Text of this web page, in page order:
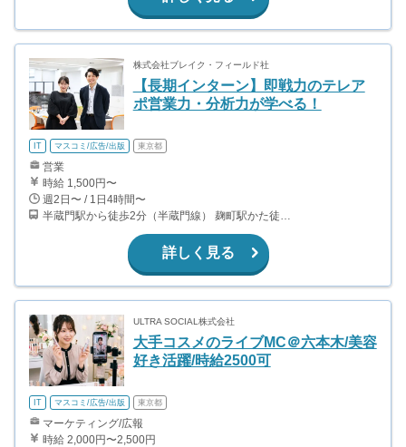
株式会社ブレイク・フィールド社
【長期インターン】即戦力のテレア
ポ営業力・分析力が学べる！
IT マスコミ/広告/出版 東京都
営業
時給 1,500円〜
週2日〜 / 1日4時間〜
半蔵門駅から徒歩2分（半蔵門線） 麹町駅かた徒歩10分（有楽町線）
詳しく見る
ULTRA SOCIAL株式会社
大手コスメのライブMC＠六本木/美容
好き活躍/時給2500可
IT マスコミ/広告/出版 東京都
マーケティング/広報
時給 2,000円〜2,500円